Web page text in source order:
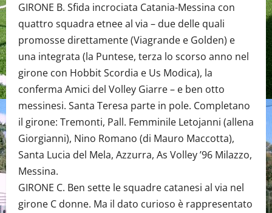
GIRONE B. Sfida incrociata Catania-Messina con
quattro squadra etnee al via – due delle quali
promosse direttamente (Viagrande e Golden) e
una integrata (la Puntese, terza lo scorso anno nel
girone con Hobbit Scordia e Us Modica), la
conferma Amici del Volley Giarre – e ben otto
messinesi. Santa Teresa parte in pole. Completano
il girone: Tremonti, Pall. Femminile Letojanni (allena
Giorgianni), Nino Romano (di Mauro Maccotta),
Santa Lucia del Mela, Azzurra, As Volley ’96 Milazzo,
Messina.
GIRONE C. Ben sette le squadre catanesi al via nel
girone C donne. Ma il dato curioso è rappresentato